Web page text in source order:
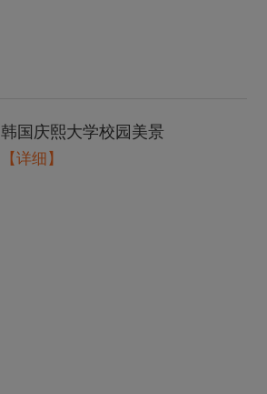
韩国庆熙大学校园美景
【详细】